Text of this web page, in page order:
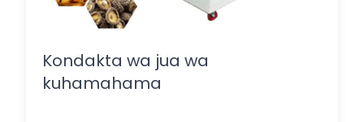
Kondakta wa jua wa
kuhamahama